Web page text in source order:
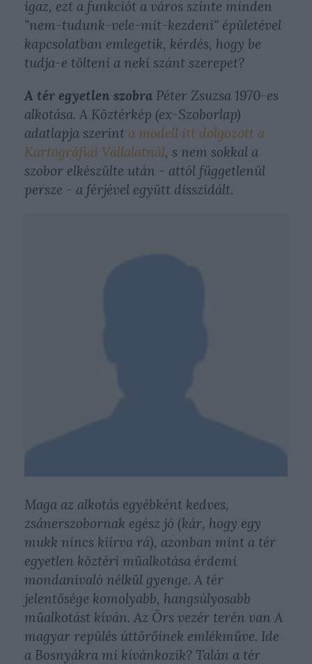
igaz, ezt a funkciót a város szinte minden
"nem-tudunk-vele-mit-kezdeni" épületével
kapcsolatban emlegetik, kérdés, hogy be
tudja-e tölteni a neki szánt szerepet?
A tér egyetlen szobra Péter Zsuzsa 1970-es
alkotása. A Köztérkép (ex-Szoborlap)
adatlapja szerint a modell itt dolgozott a
Kartográfiai Vállalatnál, s nem sokkal a
szobor elkészülte után - attól függetlenül
persze - a férjével együtt disszidált.
Maga az alkotás egyébként kedves,
zsánerszobornak egész jó (kár, hogy egy
mukk nincs kiírva rá), azonban mint a tér
egyetlen köztéri műalkotása érdemi
mondanivaló nélkül gyenge. A tér
jelentősége komolyabb, hangsúlyosabb
műalkotást kíván. Az Örs vezér terén van A
magyar repülés úttörőinek emlékműve. Ide
a Bosnyákra mi kívánkozik? Talán a tér